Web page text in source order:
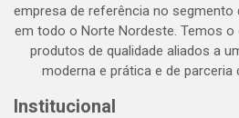
empresa de referência no
em todo o Norte Nordeste. Temos
produtos de qualidade aliados a
moderna e prática e de parceria
Institucional